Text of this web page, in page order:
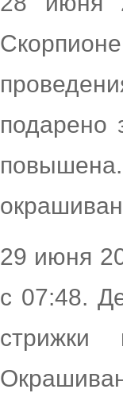
подарено
29 июня
с 07:48.
стрижки